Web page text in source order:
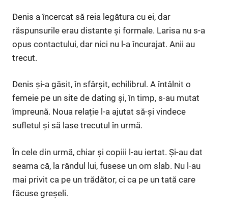
Denis a încercat să reia legătura cu ei, dar
răspunsurile erau distante și formale. Larisa nu s-a
opus contactului, dar nici nu l-a încurajat. Anii au
trecut.
Denis și-a găsit, în sfârșit, echilibrul. A întâlnit o
femeie pe un site de dating și, în timp, s-au mutat
împreună. Noua relație l-a ajutat să-și vindece
sufletul și să lase trecutul în urmă.
În cele din urmă, chiar și copiii l-au iertat. Și-au dat
seama că, la rândul lui, fusese un om slab. Nu l-au
mai privit ca pe un trădător, ci ca pe un tată care
făcuse greșeli.